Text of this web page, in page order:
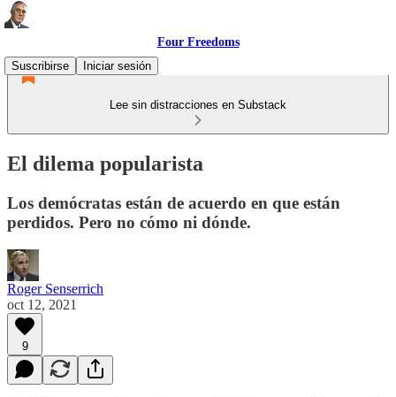
Four Freedoms
Suscribirse
Iniciar sesión
Lee sin distracciones en Substack
El dilema popularista
Los demócratas están de acuerdo en que están
perdidos. Pero no cómo ni dónde.
Roger Senserrich
oct 12, 2021
9